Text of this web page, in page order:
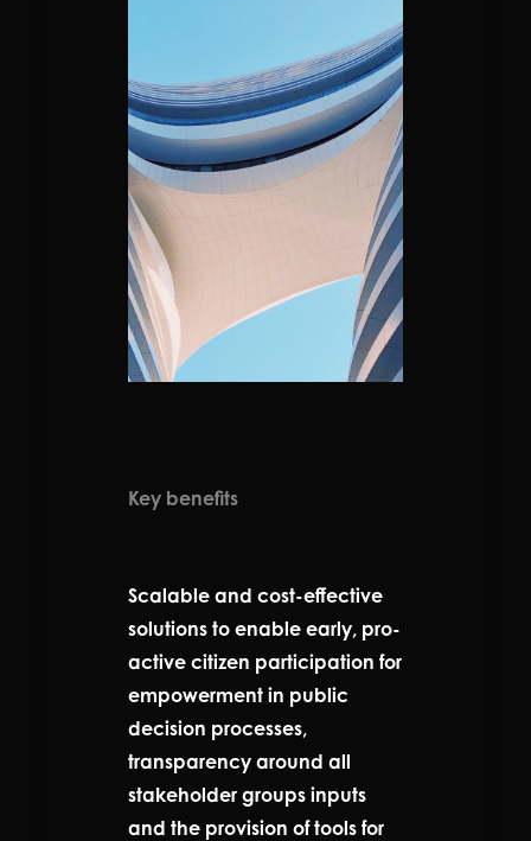
Key benefits
Scalable and cost-effective
solutions to enable early, pro-
active citizen participation for
empowerment in public
decision processes,
transparency around all
stakeholder groups inputs
and the provision of tools for